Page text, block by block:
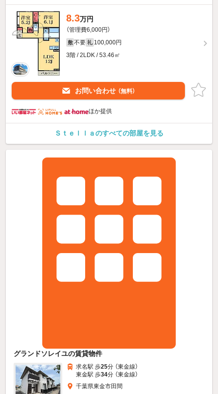
8.3万円
（管理費6,000円）
敷 不要 礼 100,000円
3階 / 2LDK / 53.46㎡
お問い合わせ （無料）
ほか提供
Ｓｔｅｌｌａのすべての部屋を見る
グランドソレイユの賃貸物件
求名駅 歩25分 （東金線）
東金駅 歩34分 （東金線）
千葉県東金市田間